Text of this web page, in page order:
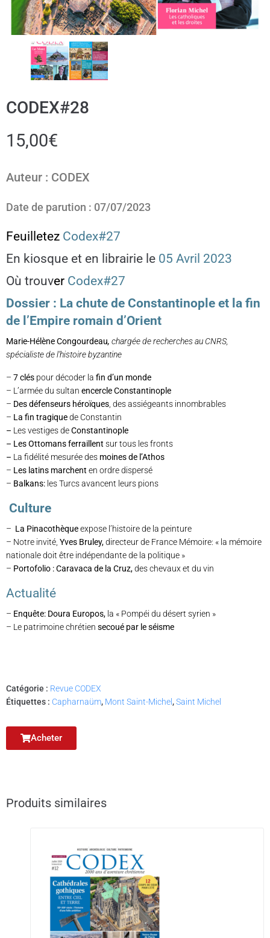
CODEX#28
15,00€
Auteur : CODEX
Date de parution : 07/07/2023
Feuilletez Codex#27
En kiosque et en librairie le 05 Avril 2023
Où trouver Codex#27
Dossier : La chute de Constantinople et la fin
de l’Empire romain d’Orient
Marie-Hélène Congourdeau, chargée de recherches au CNRS,
spécialiste de l’histoire byzantine
– 7 clés pour décoder la fin d’un monde
– L’armée du sultan encercle Constantinople
– Des défenseurs héroïques , des assiégeants innombrables
– La fin tragiquede Constantin
– Les vestiges deConstantinople
– Les Ottomans ferraillent sur tous les fronts
– La fidélité mesurée des moines de l’Athos
– Les latins marchent en ordre dispersé
– Balkans: les Turcs avancent leurs pions
Culture
– La Pinacothèqueexpose l’histoire de la peinture
– Notre invité, Yves Bruley,directeur de France Mémoire: « la mémoire
nationale doit être indépendante de la politique »
– Portofolio : Caravaca de la Cruz,des chevaux et du vin
Actualité
– Enquête: Doura Europos, la « Pompéi du désert syrien »
– Le patrimoine chrétien secoué par le séisme
Catégorie : Revue CODEX
Étiquettes : Capharnaüm, Mont Saint-Michel ,Saint Michel
Acheter
Produits similaires